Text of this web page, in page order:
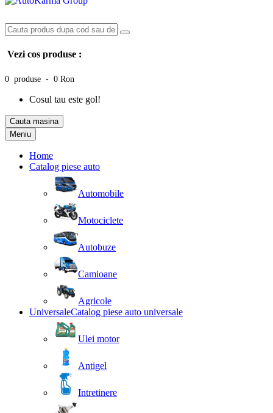
Vezi cos produse :
0 produse - 0 Ron
Cosul tau este gol!
Cauta masina
Meniu
Home
Catalog piese auto
Automobile
Motociclete
Autobuze
Camioane
Agricole
UniversaleCatalog piese auto universale
Ulei motor
Antigel
Intretinere